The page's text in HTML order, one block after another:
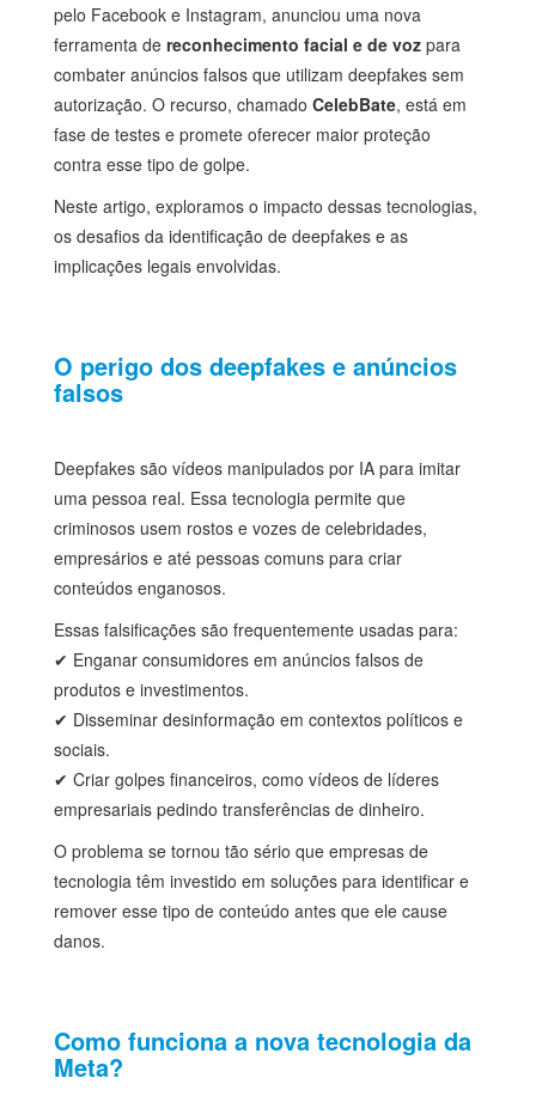
pelo Facebook e Instagram, anunciou uma nova
ferramenta de reconhecimento facial e de voz para
combater anúncios falsos que utilizam deepfakes sem
autorização. O recurso, chamado CelebBate, está em
fase de testes e promete oferecer maior proteção
contra esse tipo de golpe.
Neste artigo, exploramos o impacto dessas tecnologias,
os desafios da identificação de deepfakes e as
implicações legais envolvidas.
O perigo dos deepfakes e anúncios
falsos
Deepfakes são vídeos manipulados por IA para imitar
uma pessoa real. Essa tecnologia permite que
criminosos usem rostos e vozes de celebridades,
empresários e até pessoas comuns para criar
conteúdos enganosos.
Essas falsificações são frequentemente usadas para:
✔ Enganar consumidores em anúncios falsos de
produtos e investimentos.
✔ Disseminar desinformação em contextos políticos e
sociais.
✔ Criar golpes financeiros, como vídeos de líderes
empresariais pedindo transferências de dinheiro.
O problema se tornou tão sério que empresas de
tecnologia têm investido em soluções para identificar e
remover esse tipo de conteúdo antes que ele cause
danos.
Como funciona a nova tecnologia da
Meta?